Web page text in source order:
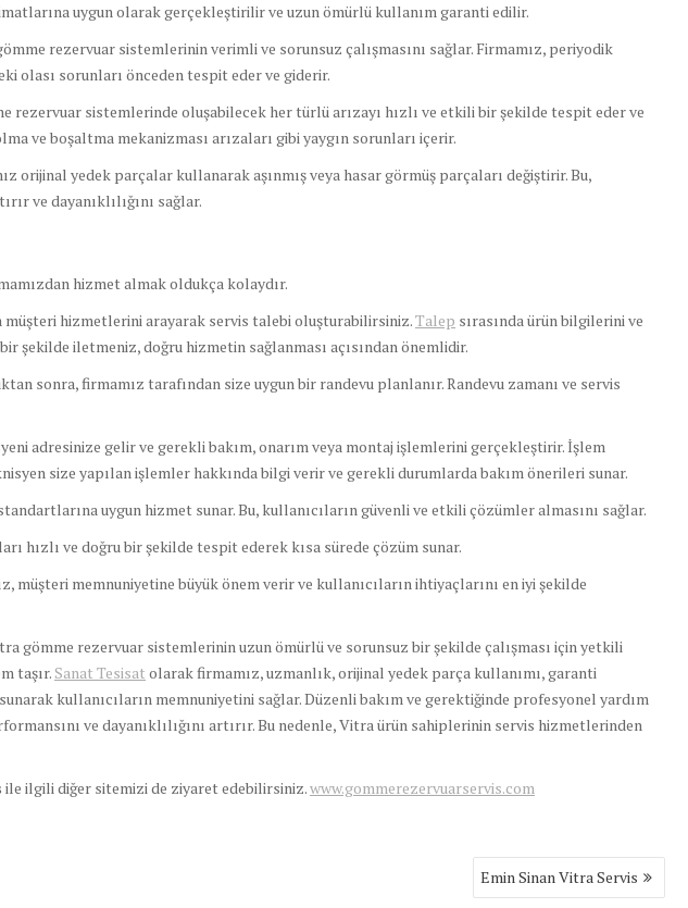
uygun olarak gerçekleştirilir ve uzun ömürlü kullanım garanti edilir.
rezervuar sistemlerinin verimli ve sorunsuz çalışmasını sağlar. Firmamız, periyodik
olası sorunları önceden tespit eder ve giderir.
rezervuar sistemlerinde oluşabilecek her türlü arızayı hızlı ve etkili bir şekilde tespit eder ve
ve boşaltma mekanizması arızaları gibi yaygın sorunları içerir.
orijinal yedek parçalar kullanarak aşınmış veya hasar görmüş parçaları değiştirir. Bu,
ve dayanıklılığını sağlar.
hizmet almak oldukça kolaydır.
müşteri hizmetlerini arayarak servis talebi oluşturabilirsiniz.Talep sırasında ürün bilgilerini ve
şekilde iletmeniz, doğru hizmetin sağlanması açısından önemlidir.
sonra, firmamız tarafından size uygun bir randevu planlanır. Randevu zamanı ve servis
adresinize gelir ve gerekli bakım, onarım veya montaj işlemlerini gerçekleştirir. İşlem
size yapılan işlemler hakkında bilgi verir ve gerekli durumlarda bakım önerileri sunar.
uygun hizmet sunar. Bu, kullanıcıların güvenli ve etkili çözümler almasını sağlar.
hızlı ve doğru bir şekilde tespit ederek kısa sürede çözüm sunar.
müşteri memnuniyetine büyük önem verir ve kullanıcıların ihtiyaçlarını en iyi şekilde
gömme rezervuar sistemlerinin uzun ömürlü ve sorunsuz bir şekilde çalışması için yetkili
taşır. Sanat Tesisat olarak firmamız, uzmanlık, orijinal yedek parça kullanımı, garanti
kullanıcıların memnuniyetini sağlar. Düzenli bakım ve gerektiğinde profesyonel yardım
ve dayanıklılığını artırır. Bu nedenle, Vitra ürün sahiplerinin servis hizmetlerinden
ile ilgili diğer sitemizi de ziyaret edebilirsiniz.www.gommerezervuarservis.com
Emin Sinan Vitra Servis